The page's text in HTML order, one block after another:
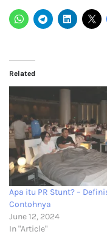
Related
Apa itu PR Stunt? –
Contohnya
June 12, 2024
In "Article"